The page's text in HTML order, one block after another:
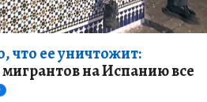
что ее уничтожит:
на Испанию все